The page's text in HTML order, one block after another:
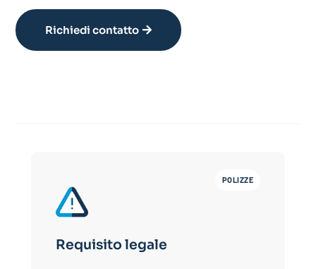
Richiedi contatto
POLIZZE
Requisito legale